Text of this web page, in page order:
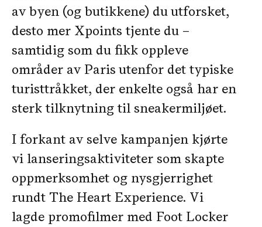
av byen (og butikkene) du utforsket,
desto mer Xpoints tjente du –
samtidig som du fikk oppleve
områder av Paris utenfor det typiske
turisttråkket, der enkelte også har en
sterk tilknytning til sneakermiljøet.
I forkant av selve kampanjen kjørte
vi lanseringsaktiviteter som skapte
oppmerksomhet og nysgjerrighet
rundt The Heart Experience. Vi
lagde promofilmer med Foot Locker